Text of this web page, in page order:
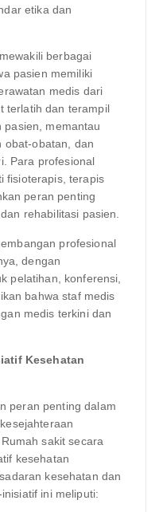
etika dan
berbagai
pasien memiliki
medis dari
terlatih dan terampil
pasien, memantau
obat-obatan, dan
Para profesional
fisioterapis, terapis
peran penting
rehabilitasi pasien.
profesional
dengan
pelatihan, konferensi,
bahwa staf medis
medis terkini dan
Kesehatan
peran penting dalam
sakit secara
kesehatan
kesehatan dan
ini meliputi: